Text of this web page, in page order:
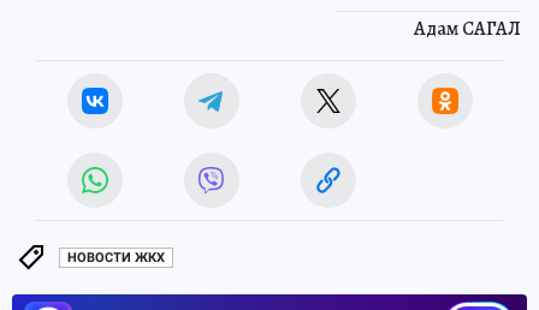
Адам САГАЛ
НОВОСТИ ЖКХ